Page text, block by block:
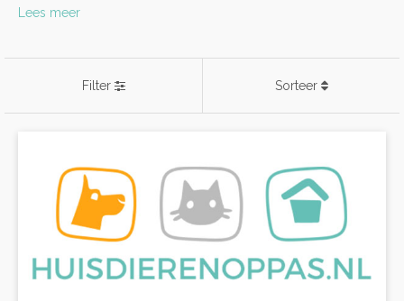
Lees meer
Filter Sorteer